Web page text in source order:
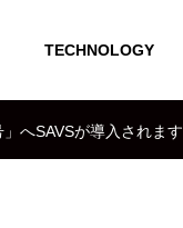
TECHNOLOGY
へSAVSが導入されます